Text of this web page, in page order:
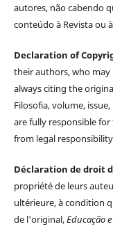
autores, não cabendo
conteúdo à Revista ou
Declaration of
their authors, who
always citing the
Filosofia, volume,
are fully responsible
from legal
Déclaration de droit
propriété de leurs
ultérieure, à condition
de l'original,Educação